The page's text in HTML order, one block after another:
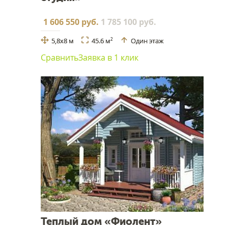
1 606 550 руб. 1 785 100 руб.
5,8x8 м 45.6 м2 Один этаж
СравнитьЗаявка в 1 клик
Теплый дом «Фиолент»